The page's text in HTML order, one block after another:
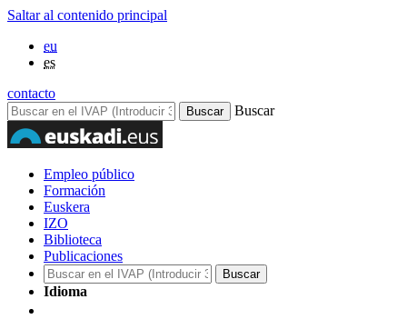
Saltar al contenido principal
eu
es
contacto
Buscar
Empleo público
Formación
Euskera
IZO
Biblioteca
Publicaciones
Idioma